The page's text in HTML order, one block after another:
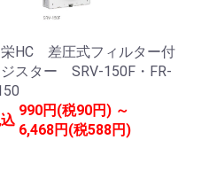
HC 差圧式フィルター付
ジスター SRV-150F・FR-
990円(税90円) ～
6,468円(税588円)